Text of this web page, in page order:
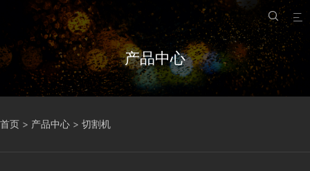


产品中心
首页 > 产品中心 > 切割机